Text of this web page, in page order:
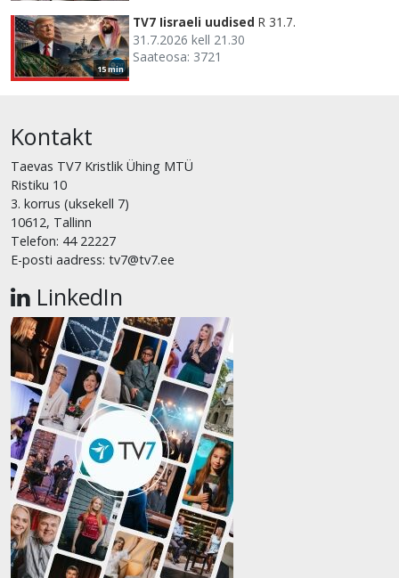
15 min
TV7 Iisraeli uudised R 31.7.
31.7.2026 kell 21.30
Saateosa: 3721
Kontakt
Taevas TV7 Kristlik Ühing MTÜ
Ristiku 10
3. korrus (uksekell 7)
10612, Tallinn
Telefon: 44 22227
E-posti aadress: tv7@tv7.ee
LinkedIn